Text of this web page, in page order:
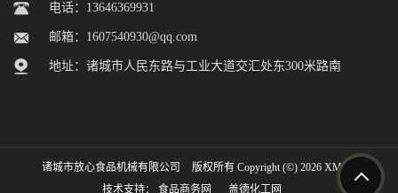
电话：13646369931
邮箱： 1607540930@qq.com
地址：诸城市人民东路与工业大道交汇处东300米路南
诸城市放心食品机械有限公司 版权所有 Copyright (©) 2026 XML
技术支持： 食品商务网 盖德化工网